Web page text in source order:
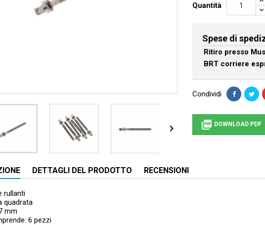

Quantità
Spese di
Ritiro presso
BRT corriere
Condividi
 DOWNLOAD PDF
DETTAGLI DEL PRODOTTO RECENSIONI
rullanti
quadrata
mm
6 pezzi